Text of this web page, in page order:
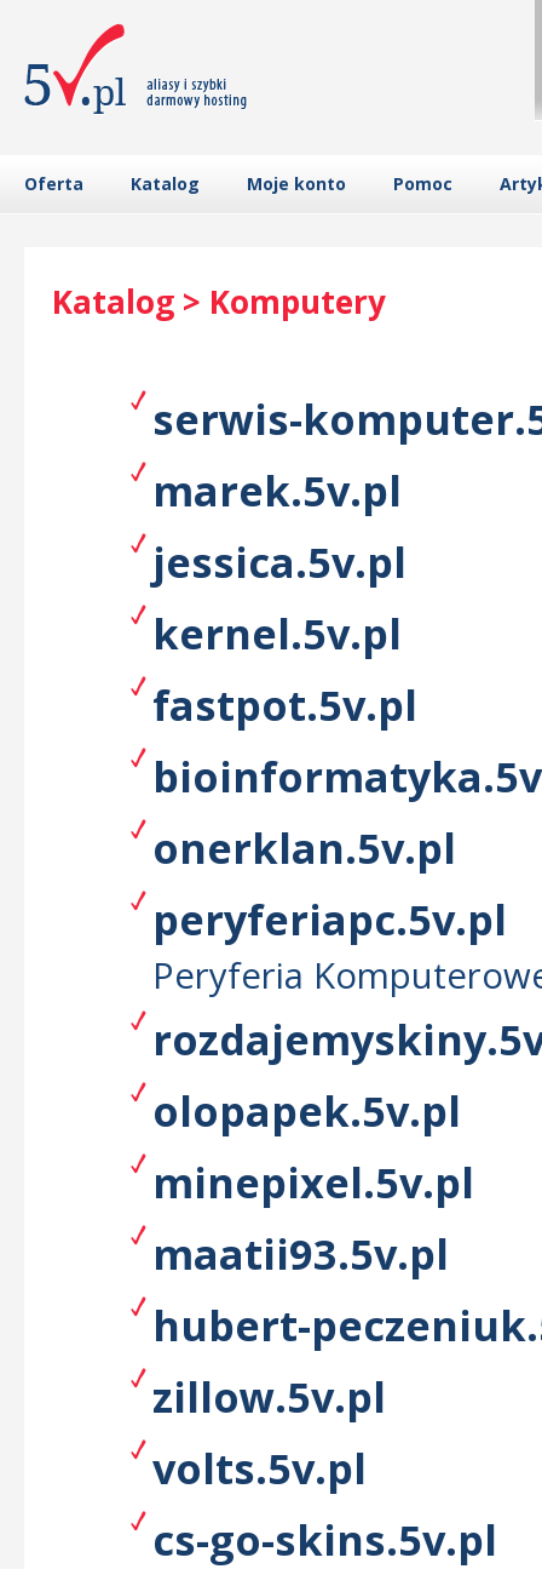
Oferta Katalog Moje konto Pomoc
Katalog > Komputery
serwis-
marek.5v.pl
jessica.5v.pl
kernel.5v.pl
fastpot.5v.pl
onerklan.5v.pl
peryferiapc.5v.pl
Peryferia
olopapek.5v.pl
minepixel.5v.pl
maatii93.5v.pl
hubert-
zillow.5v.pl
volts.5v.pl
cs-go-skins.5v.pl